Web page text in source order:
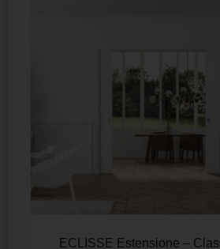
ECLISSE Estensione –